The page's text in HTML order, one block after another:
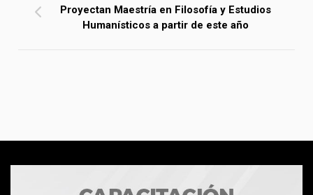
Proyectan Maestría en Filosofía y Estudios
Humanísticos a partir de este año